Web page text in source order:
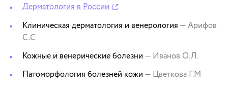
Дерматология в России
Клиническая дерматология и венерология — Арифов
С.С
Кожные и венерические болезни — Иванов О.Л.
Патоморфология болезней кожи — Цветкова Г.М